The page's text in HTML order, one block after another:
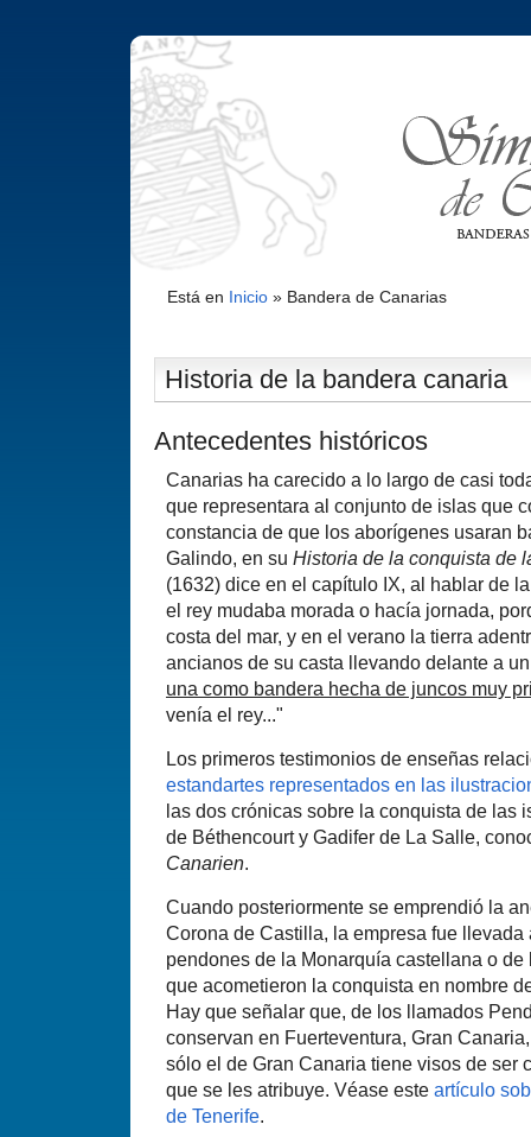
Está en Inicio» Bandera de Canarias
Historia de la bandera canaria
Antecedentes históricos
Canarias ha carecido a lo largo de casi
que representara al conjunto de islas que
constancia de que los aborí­genes usaran
Galindo, en su Historia de la conquista de
(1632) dice en el capí­tulo IX, al hablar de
el rey mudaba morada o hací­a jornada,
costa del mar, y en el verano la tierra
ancianos de su casta llevando delante a
una como bandera hecha de juncos muy
vení­a el rey..."
Los primeros testimonios de enseñas
estandartes representados en las
las dos crónicas sobre la conquista de las
de Béthencourt y Gadifer de La Salle,
Canarien.
Cuando posteriormente se emprendió la
Corona de Castilla, la empresa fue
pendones de la Monarquí­a castellana o
que acometieron la conquista en nombre
Hay que señalar que, de los llamados
conservan en Fuerteventura, Gran
sólo el de Gran Canaria tiene visos de ser
que se les atribuye. Véase este artí­culo
de Tenerife.